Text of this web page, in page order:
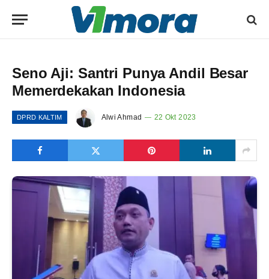
Seno Aji: Santri Punya Andil Besar
Memerdekakan Indonesia
DPRD KALTIM Alwi Ahmad 22 Okt 2023